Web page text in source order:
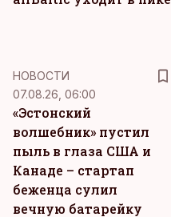
НОВОСТИ
07.08.26, 06:00
«Эстонский
волшебник» пустил
пыль в глаза США и
Канаде – стартап
беженца сулил
вечную батарейку